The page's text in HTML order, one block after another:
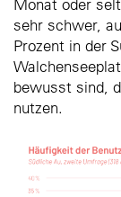
Monat oder
sehr schwer,
Prozent in der
bewusst sind,
nutzen.